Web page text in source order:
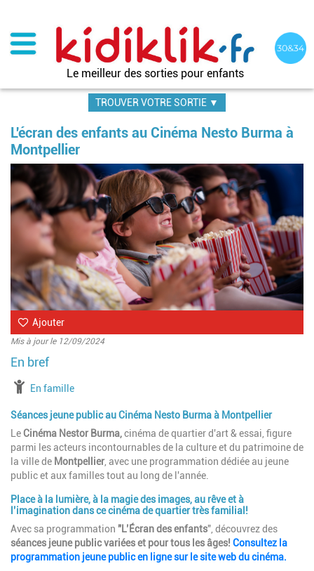
contenu
principal
Le meilleur des sorties pour enfants
TROUVER VOTRE SORTIE ▼
L'écran des enfants au Cinéma Nesto Burma à
Montpellier
Ajouter
Mis à jour le 12/09/2024
à partir de
En famille
Séances jeune public au Cinéma Nesto Burma à Montpellier
LeCinéma Nestor Burma,cinéma de quartier d'art & essai, figure
parmi les acteurs incontournables de la culture et du patrimoine de
la ville de Montpellier, avec une programmation dédiée au jeune
public et aux familles tout au long de l'année.
Place à la lumière, à la magie des images, au rêve et à
l’imagination dans ce cinéma de quartier très familial!
Avec sa programmation "L’Écran des enfants", découvrez des
séances jeune public variées et pour tous les âges! Consultez la
programmation jeune public en ligne sur le site web du cinéma.